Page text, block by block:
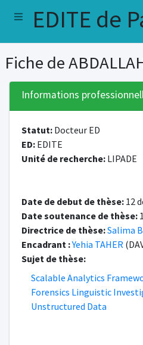
EDITE de
Fiche de
Informations
Statut: Docteur ED
ED: EDITE
Unité de recherche: LIPADE
Date de debut de thèse: 12
Date soutenance de thèse:
Directrice de thèse:Salima
Encadrant :Yehia TAHER
Sujet de thèse:
Scalable Analytics
Forensics Linguistic
Unstructured Data